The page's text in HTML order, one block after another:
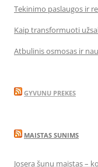
Tekinimo paslaugos ir
Kaip transformuoti
Atbulinis osmosas ir
GYVUNU PREKES
MAISTAS SUNIMS
Josera šunų maistas –